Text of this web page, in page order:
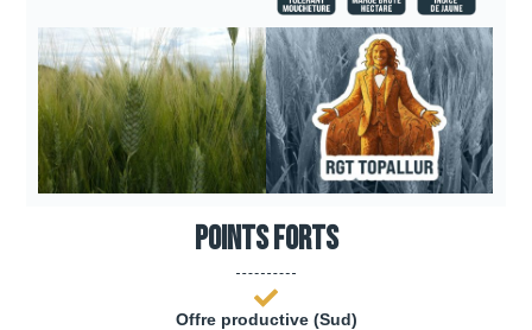
Points forts
Offre productive (Sud)